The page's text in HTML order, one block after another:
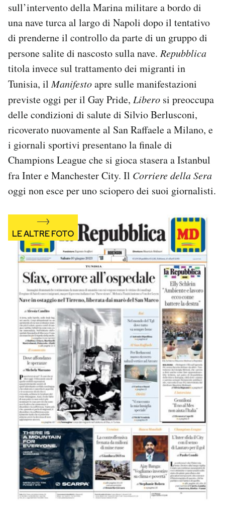
Area Personale
Newsletter
Notifiche mobile
Regala il Post
Hai bisogno di aiuto?
Esci
sull’intervento della Marina militare a bordo di
una nave turca al largo di Napoli dopo il tentativo
di prenderne il controllo da parte di un gruppo di
persone salite di nascosto sulla nave. Repubblica
titola invece sul trattamento dei migranti in
Tunisia, ilManifestoapre sulle manifestazioni
previste oggi per il Gay Pride, Libero si preoccupa
delle condizioni di salute di Silvio Berlusconi,
ricoverato nuovamente al San Raffaele a Milano, e
i giornali sportivi presentano la finale di
Champions League che si gioca stasera a Istanbul
fra Inter e Manchester City. Il Corriere della Sera
oggi non esce per uno sciopero dei suoi giornalisti.